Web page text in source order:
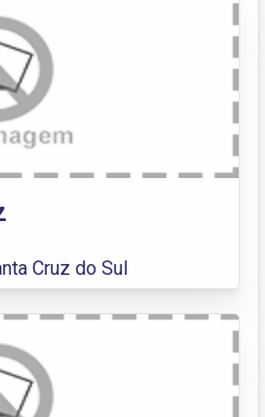
Cruz do Sul